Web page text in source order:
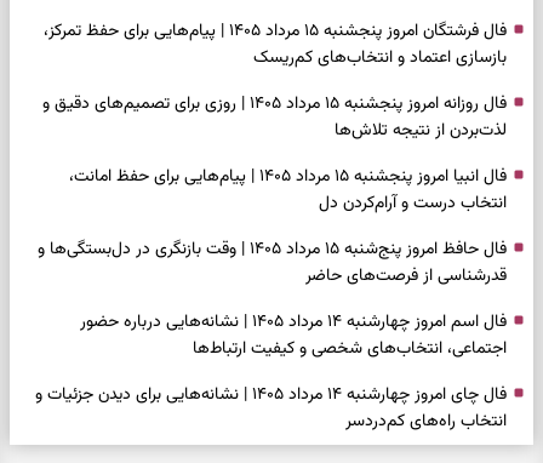
فال فرشتگان امروز پنجشنبه ۱۵ مرداد ۱۴۰۵ | پیام‌هایی برای حفظ تمرکز،
بازسازی اعتماد و انتخاب‌های کم‌ریسک
فال روزانه امروز پنجشنبه ۱۵ مرداد ۱۴۰۵ | روزی برای تصمیم‌های دقیق و
لذت‌بردن از نتیجه تلاش‌ها
فال انبیا امروز پنجشنبه ۱۵ مرداد ۱۴۰۵ | پیام‌هایی برای حفظ امانت،
انتخاب درست و آرام‌کردن دل
فال حافظ امروز پنج‌شنبه ۱۵ مرداد ۱۴۰۵ | وقت بازنگری در دل‌بستگی‌ها و
قدرشناسی از فرصت‌های حاضر
فال اسم امروز چهارشنبه ۱۴ مرداد ۱۴۰۵ | نشانه‌هایی درباره حضور
اجتماعی، انتخاب‌های شخصی و کیفیت ارتباط‌ها
فال چای امروز چهارشنبه ۱۴ مرداد ۱۴۰۵ | نشانه‌هایی برای دیدن جزئیات و
انتخاب راه‌های کم‌دردسر